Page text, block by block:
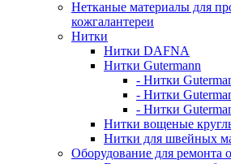
Нетканые материалы для
кожгалантереи
Нитки
Нитки DAFNA
Нитки Gutermann
- Нитки
- Нитки
- Нитки
Нитки вощеные
Нитки для швейных
Оборудование для ремонта